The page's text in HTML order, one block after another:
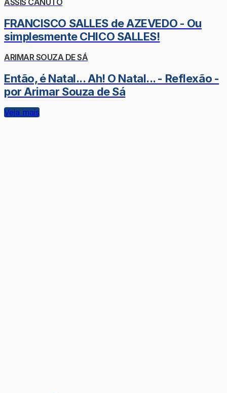
ASSIS CANUTO
FRANCISCO SALLES de AZEVEDO - Ou
simplesmente CHICO SALLES!
ARIMAR SOUZA DE SÁ
Então, é Natal... Ah! O Natal... - Reflexão -
por Arimar Souza de Sá
Veja mais